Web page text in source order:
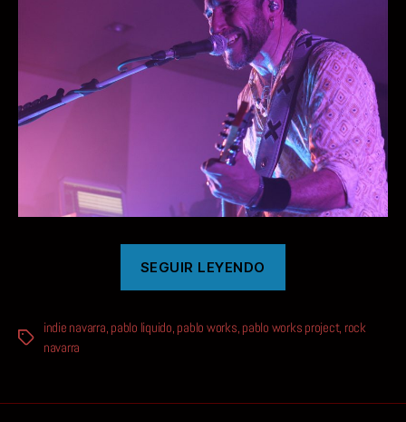
SEGUIR LEYENDO
Etiquetas
indie navarra, pablo liquido, pablo works, pablo works project, rock
navarra